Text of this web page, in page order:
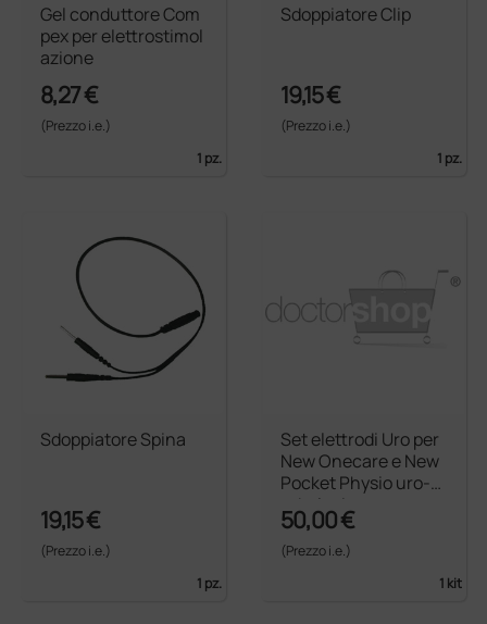
Gel conduttore Com
pex per elettrostimol
azione
8,27 €
(Prezzo i.e.)
1 pz.
Sdoppiatore Clip
19,15 €
(Prezzo i.e.)
1 pz.
Sdoppiatore Spina
19,15 €
(Prezzo i.e.)
1 pz.
Set elettrodi Uro per
New Onecare e New
Pocket Physio uro-a
ndrologico
50,00 €
(Prezzo i.e.)
1 kit